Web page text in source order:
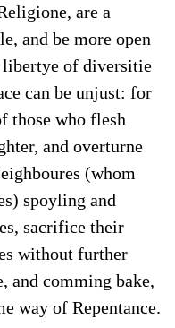
are a
and be more open
of diversitie
can be unjust: for
those who flesh
and overturne
(whom
spoyling and
sacrifice their
without further
and comming bake,
way of Repentance.